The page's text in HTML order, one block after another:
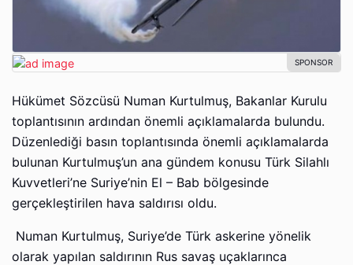
Hükümet Sözcüsü Numan Kurtulmuş, Bakanlar Kurulu
toplantısının ardından önemli açıklamalarda bulundu.
Düzenlediği basın toplantısında önemli açıklamalarda
bulunan Kurtulmuş’un ana gündem konusu Türk Silahlı
Kuvvetleri’ne Suriye’nin El – Bab bölgesinde
gerçekleştirilen hava saldırısı oldu.
Numan Kurtulmuş, Suriye’de Türk askerine yönelik
olarak yapılan saldırının Rus savaş uçaklarınca